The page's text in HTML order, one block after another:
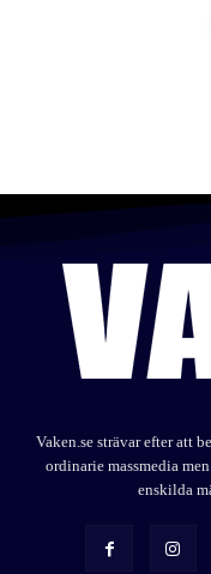
Vaken.se strävar efter att
ordinarie massmedia
enskilda